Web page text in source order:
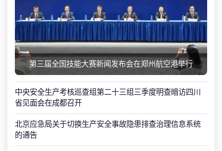
第三届全国技能大赛新闻发布会在郑州航空港举行
中央安全生产考核巡查组第二十三组三季度明查暗访四川
省见面会在成都召开
北京应急局关于切换生产安全事故隐患排查治理信息系统
的通告